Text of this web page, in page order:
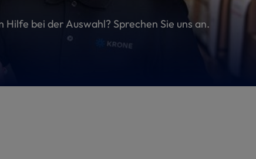
bei der Auswahl? Sprechen Sie uns an.